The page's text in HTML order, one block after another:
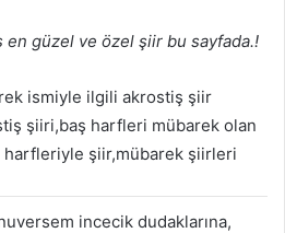
en güzel ve özel şiir bu sayfada.!
ismiyle ilgili akrostiş şiir
şiiri,baş harfleri mübarek olan
harfleriyle şiir,mübarek şiirleri
incecik dudaklarına,